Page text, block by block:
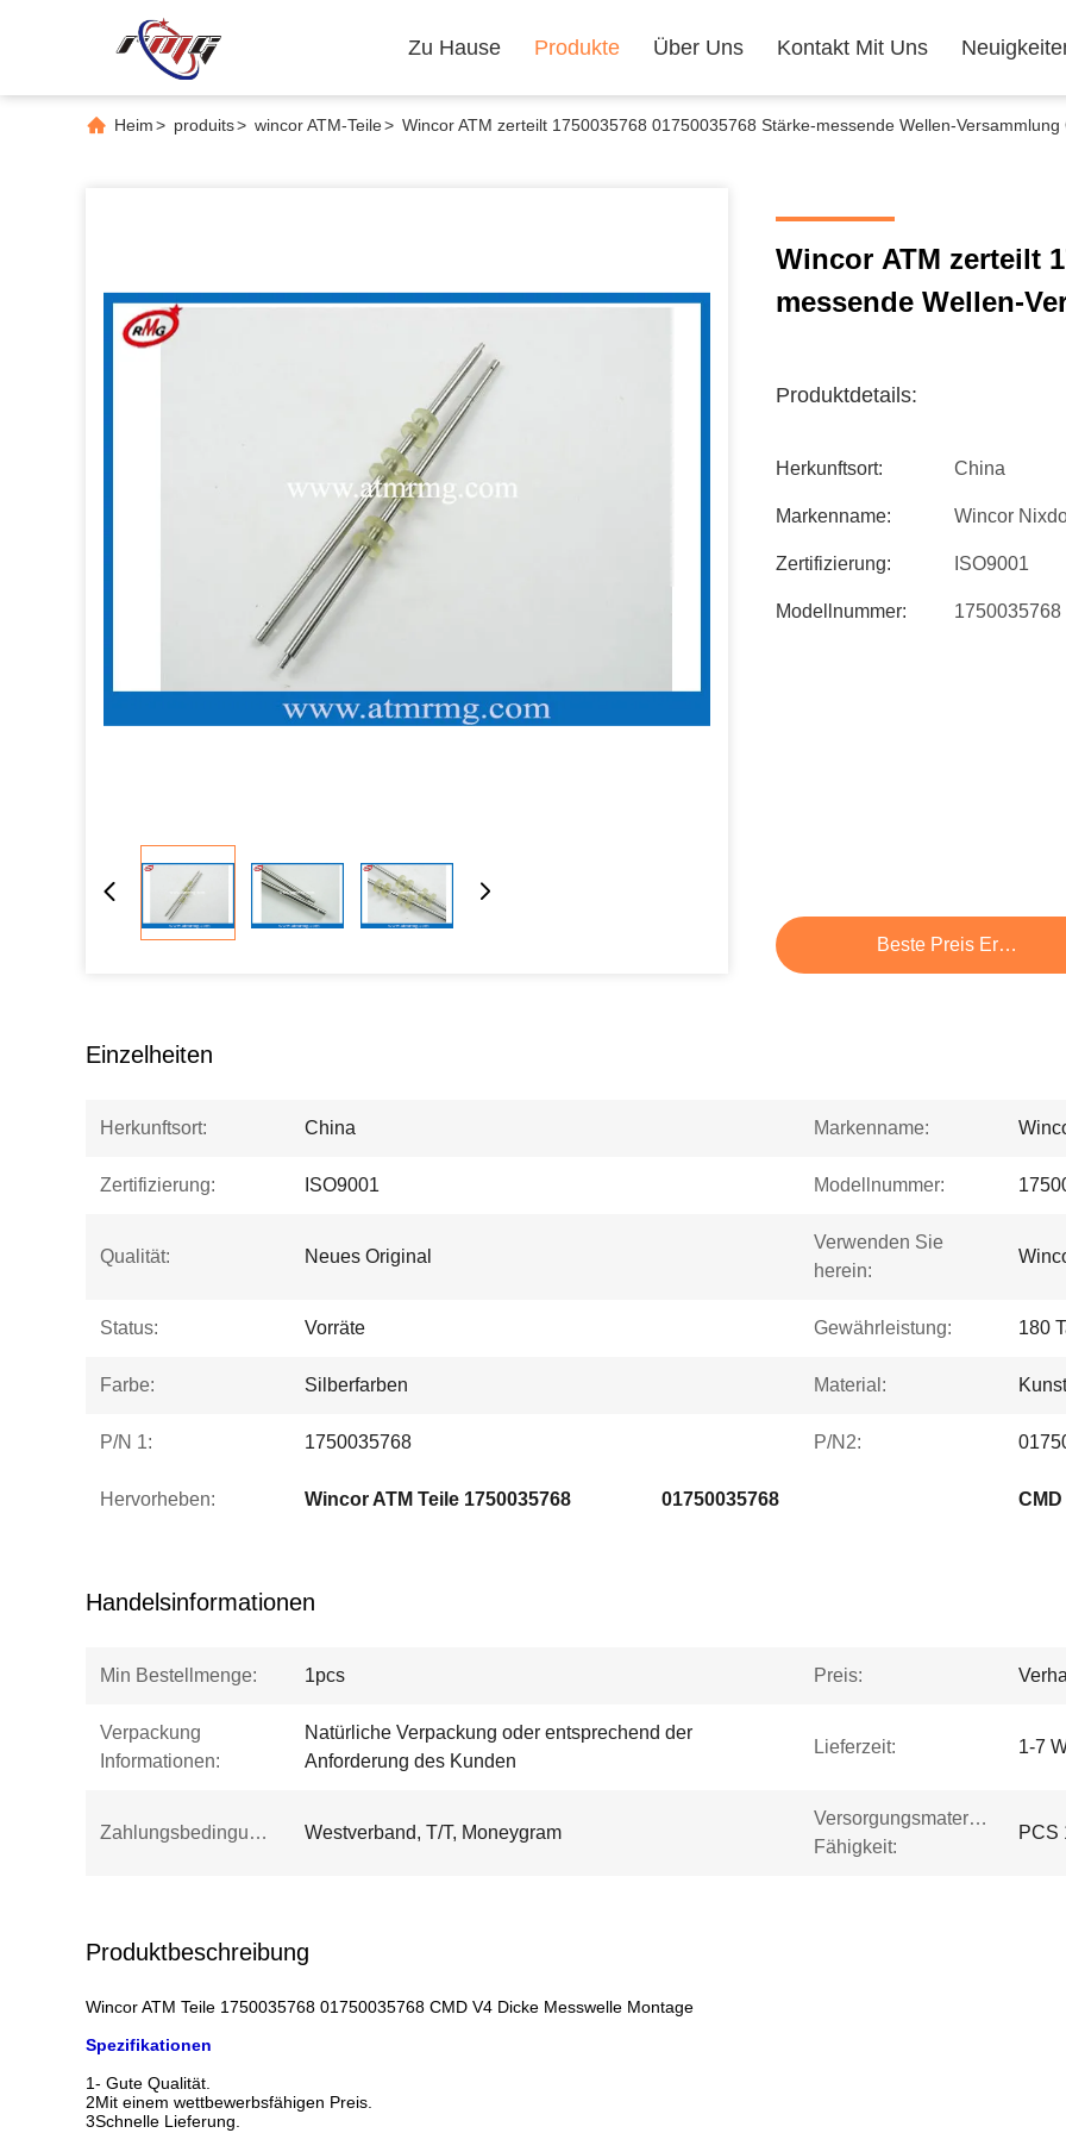
Zu Hause Produkte Über Uns Kontakt Mit Uns
Heim> produits> wincor ATM-Teile> Wincor ATM zerteilt 1750035768 01750035768 Stärke-messende Wellen-Versammlung
Wincor ATM zerteilt
messende Wellen-
Produktdetails:
Herkunftsort: China
Markenname: Wincor
Zertifizierung: ISO9001
Modellnummer: 1750035768
Beste Preis Erhalten
Einzelheiten
Herkunftsort: China Markenname:
Zertifizierung: ISO9001 Modellnummer:
Qualität: Neues Original
Verwenden Sie
herein:
Status: Vorräte Gewährleistung: 180
Farbe: Silberfarben Material:
P/N 1: 1750035768 P/N2:
Hervorheben: Wincor ATM Teile 1750035768 01750035768
Handelsinformationen
Min Bestellmenge: 1pcs Preis:
Verpackung
Informationen:
Natürliche Verpackung oder entsprechend der
Anforderung des Kunden
Lieferzeit: 1-7
Zahlungsbedingungen: Westverband, T/T, Moneygram
Versorgungsmaterial-
Fähigkeit:
PCS
Produktbeschreibung
Wincor ATM Teile 1750035768 01750035768 CMD V4 Dicke Messwelle Montage
Spezifikationen
1- Gute Qualität.
2Mit einem wettbewerbsfähigen Preis.
3Schnelle Lieferung.